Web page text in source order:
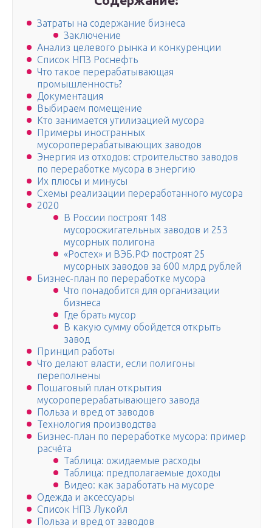
Затраты на содержание бизнеса
Заключение
Анализ целевого рынка и конкуренции
Список НПЗ Роснефть
Что такое перерабатывающая
промышленность?
Документация
Выбираем помещение
Кто занимается утилизацией мусора
Примеры иностранных
мусороперерабатывающих заводов
Энергия из отходов: строительство заводов
по переработке мусора в энергию
Их плюсы и минусы
Схемы реализации переработанного мусора
2020
В России построят 148
мусоросжигательных заводов и 253
мусорных полигона
«Ростех» и ВЭБ.РФ построят 25
мусорных заводов за 600 млрд рублей
Бизнес-план по переработке мусора
Что понадобится для организации
бизнеса
Где брать мусор
В какую сумму обойдется открыть
завод
Принцип работы
Что делают власти, если полигоны
переполнены
Пошаговый план открытия
мусороперерабатывающего завода
Польза и вред от заводов
Технология производства
Бизнес-план по переработке мусора: пример
расчёта
Таблица: ожидаемые расходы
Таблица: предполагаемые доходы
Видео: как заработать на мусоре
Одежда и аксессуары
Список НПЗ Лукойл
Польза и вред от заводов